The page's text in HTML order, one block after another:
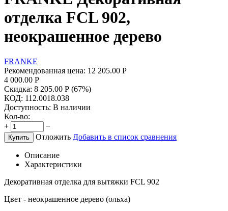
отделка FCL 902,
неокрашенное дерево
FRANKE
Рекомендованная цена: 12 205.00 Р
4 000.00 Р
Скидка: 8 205.00 Р (67%)
КОД: 112.0018.038
Доступность: В наличии
Кол-во:
+
−
Купить Отложить Добавить в список сравнения
Описание
Характеристики
Декоративная отделка для вытяжки FCL 902
Цвет - неокрашенное дерево (ольха)